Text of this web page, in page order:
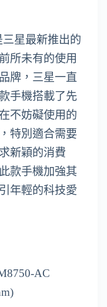
三星最新推出的
所未有的使用
牌，三星一直
手機搭載了先
不妨礙使用的
特別適合需要
新穎的消費
款手機加強其
年輕的科技愛
AC